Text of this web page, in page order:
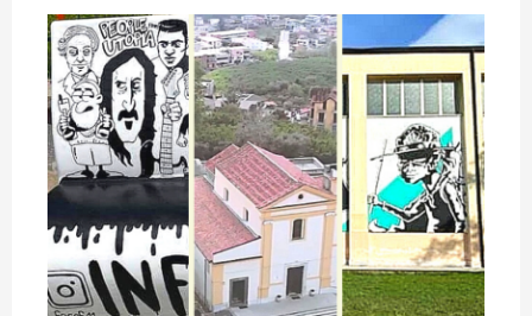
e
b
o
o
k
t
t
e
r
k
e
d
I
n
t
s
A
p
p
e
g
r
a
m
l